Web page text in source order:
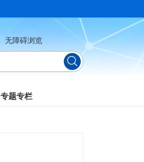
无障碍浏览
专题专栏